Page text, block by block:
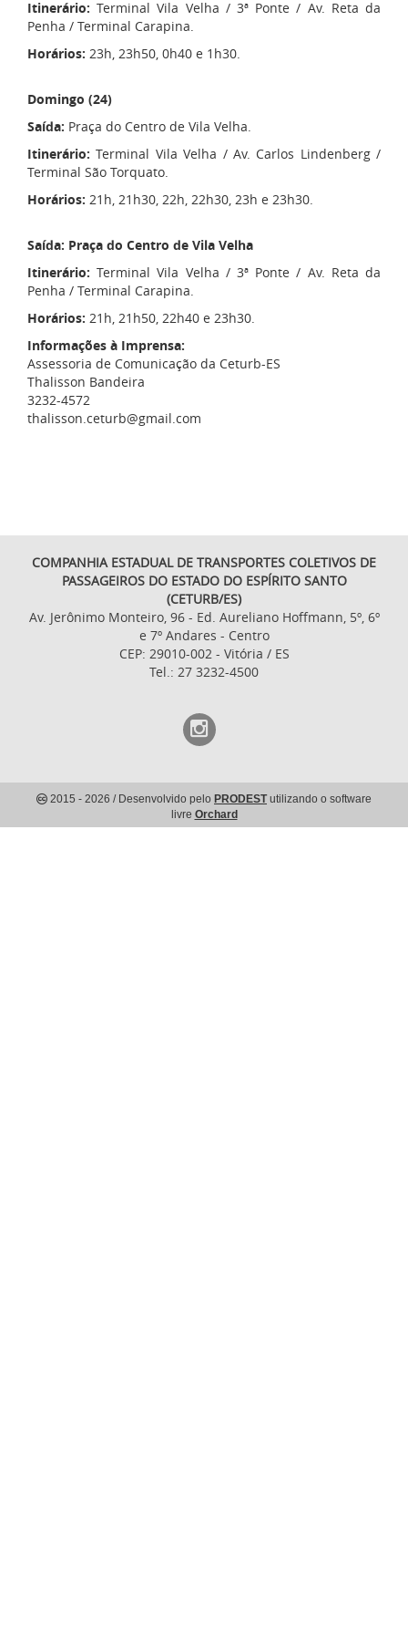
Itinerário: Terminal Vila Velha / 3ª Ponte / Av. Reta da
Penha / Terminal Carapina.
Horários: 23h, 23h50, 0h40 e 1h30.
Domingo (24)
Saída: Praça do Centro de Vila Velha.
Itinerário: Terminal Vila Velha / Av. Carlos Lindenberg /
Terminal São Torquato.
Horários: 21h, 21h30, 22h, 22h30, 23h e 23h30.
Saída: Praça do Centro de Vila Velha
Itinerário: Terminal Vila Velha / 3ª Ponte / Av. Reta da
Penha / Terminal Carapina.
Horários: 21h, 21h50, 22h40 e 23h30.
Informações à Imprensa:
Assessoria de Comunicação da Ceturb-ES
Thalisson Bandeira
3232-4572
thalisson.ceturb@gmail.com
COMPANHIA ESTADUAL DE TRANSPORTES COLETIVOS DE
PASSAGEIROS DO ESTADO DO ESPÍRITO SANTO
(CETURB/ES)
Av. Jerônimo Monteiro, 96 - Ed. Aureliano Hoffmann, 5º, 6º
e 7º Andares - Centro
CEP: 29010-002 - Vitória / ES
Tel.: 27 3232-4500
2015 - 2026 / Desenvolvido pelo PRODESTutilizando o software
livre Orchard